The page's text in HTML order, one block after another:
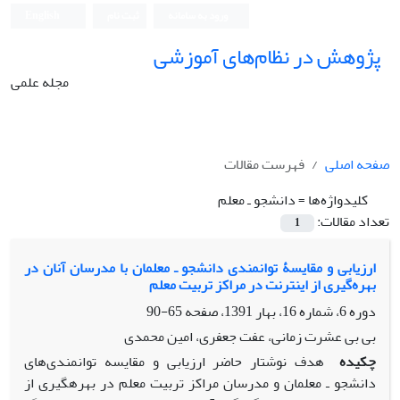
پژوهش در نظام‌های آموزشی
مجله علمی
صفحه اصلی
فهرست مقالات
کلیدواژه‌ها =دانشجو ـ معلم
تعداد مقالات:
1
ارزیابی و مقایسۀ توانمندی دانشجو ـ معلمان با مدرسان آنان در
بهره‌گیری از اینترنت در مراکز تربیت معلم
دوره 6، شماره 16، بهار 1391، صفحه
65-90
بی بی عشرت زمانی، عفت جعفری، امین محمدی
چکیده هدف نوشتار حاضر ارزیابی و مقایسه توانمندی‌های
دانشجو ـ معلمان و مدرسان مراکز تربیت معلم در بهره‏گیری از